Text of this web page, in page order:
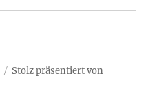
Stolz präsentiert von